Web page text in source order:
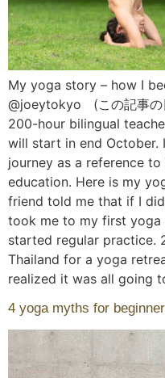
My yoga story – how I
@joeytokyo (この記事の
200-hour bilingual
will start in end October.
journey as a reference
education. Here is my
friend told me that if I
took me to my first yoga
started regular practice.
Thailand for a yoga
realized it was all going
4 yoga myths for